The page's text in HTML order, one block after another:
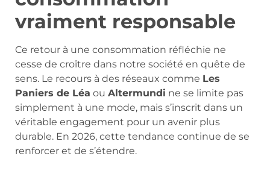
vraiment responsable
Ce retour à une consommation réfléchie ne
cesse de croître dans notre société en quête de
sens. Le recours à des réseaux comme Les
Paniers de Léa ou Altermundi ne se limite pas
simplement à une mode, mais s’inscrit dans un
véritable engagement pour un avenir plus
durable. En 2026, cette tendance continue de se
renforcer et de s’étendre.